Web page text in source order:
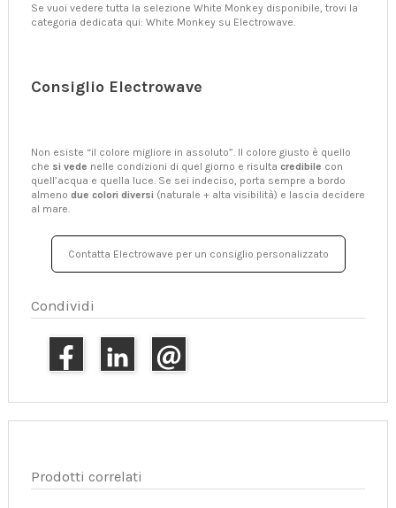
Se vuoi vedere tutta la selezione White Monkey disponibile, trovi la
categoria dedicata qui: White Monkey su Electrowave.
Consiglio Electrowave
Non esiste “il colore migliore in assoluto”. Il colore giusto è quello
che si vede nelle condizioni di quel giorno e risulta credibile con
quell’acqua e quella luce. Se sei indeciso, porta sempre a bordo
almeno due colori diversi (naturale + alta visibilità) e lascia decidere
al mare.
Contatta Electrowave per un consiglio personalizzato
Condividi
Prodotti correlati